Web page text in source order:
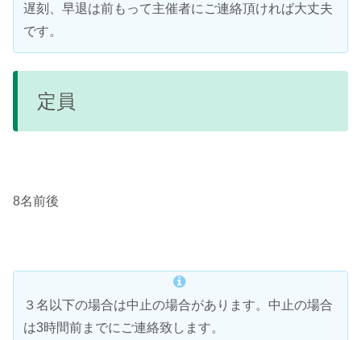
遅刻、早退は前もって主催者にご連絡頂ければ大丈夫
です。
定員
8名前後
３名以下の場合は中止の場合があります。中止の場合
は3時間前までにご連絡致します。